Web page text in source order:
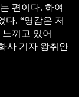
편이다. 하여
다. “영감은 저
끼고 있어
사 기자 왕취안